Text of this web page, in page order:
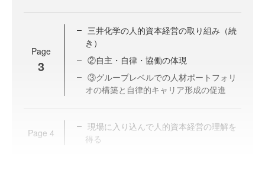
Page
3
三井化学の人的資本経営の取り組み（続
き）
②自主・自律・協働の体現
③グループレベルでの人材ポートフォリ
オの構築と自律的キャリア形成の促進
Page 4
現場に入り込んで人的資本経営の理解を
得る